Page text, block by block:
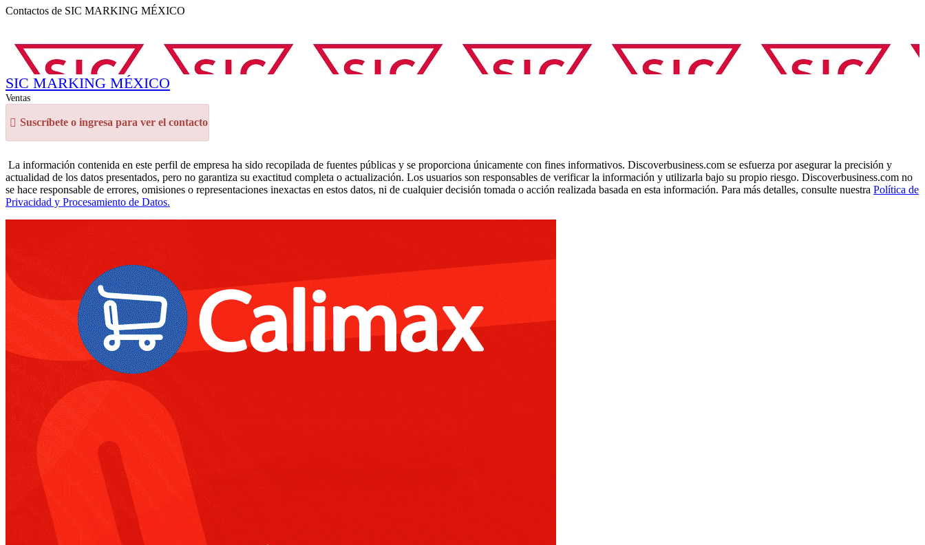
Contactos de SIC MARKING MÉXICO
SIC MARKING MÉXICO
Ventas
Suscríbete o ingresa para ver el contacto
La información contenida en este perfil de empresa ha sido recopilada de fuentes públicas y se proporciona únicamente con fines informativos. Discoverbusiness.com se esfuerza por asegurar la precisión y
actualidad de los datos presentados, pero no garantiza su exactitud completa o actualización. Los usuarios son responsables de verificar la información y utilizarla bajo su propio riesgo. Discoverbusiness.com no
se hace responsable de errores, omisiones o representaciones inexactas en estos datos, ni de cualquier decisión tomada o acción realizada basada en esta información. Para más detalles, consulte nuestra Política de
Privacidad y Procesamiento de Datos.